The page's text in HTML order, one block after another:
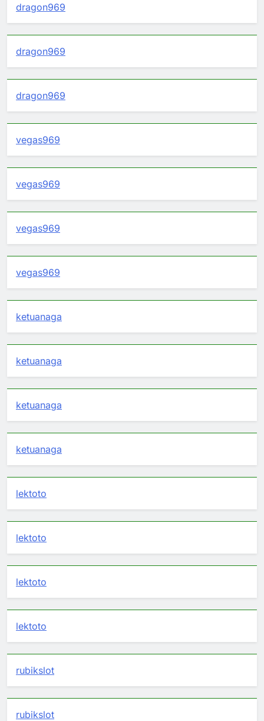
dragon969
dragon969
dragon969
vegas969
vegas969
vegas969
vegas969
ketuanaga
ketuanaga
ketuanaga
ketuanaga
lektoto
lektoto
lektoto
lektoto
rubikslot
rubikslot